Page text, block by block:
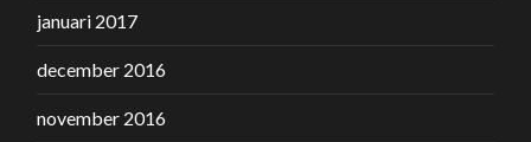
januari 2017
december 2016
november 2016